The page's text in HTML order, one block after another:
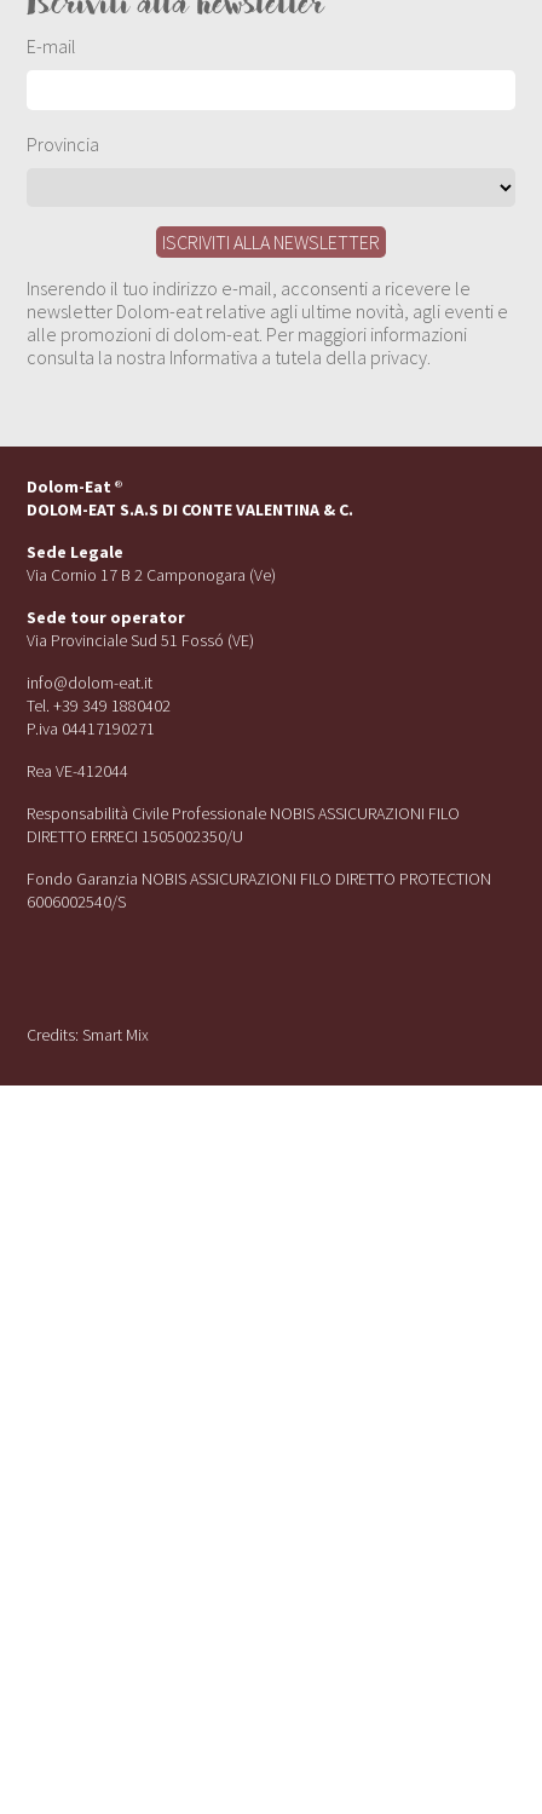
E-mail
Provincia
Inserendo il tuo indirizzo e-mail, acconsenti a ricevere le
newsletter Dolom-eat relative agli ultime novità, agli eventi e
alle promozioni di dolom-eat. Per maggiori informazioni
consulta la nostra Informativa a tutela della privacy.
Dolom-Eat ®
DOLOM-EAT S.A.S DI CONTE VALENTINA & C.
Sede Legale
Via Cornio 17 B 2 Camponogara (Ve)
Sede tour operator
Via Provinciale Sud 51 Fossó (VE)
info@dolom-eat.it
Tel. +39 349 1880402
P.iva 04417190271
Rea VE-412044
Responsabilità Civile Professionale NOBIS ASSICURAZIONI FILO
DIRETTO ERRECI 1505002350/U
Fondo Garanzia NOBIS ASSICURAZIONI FILO DIRETTO PROTECTION
6006002540/S
Credits:Smart Mix